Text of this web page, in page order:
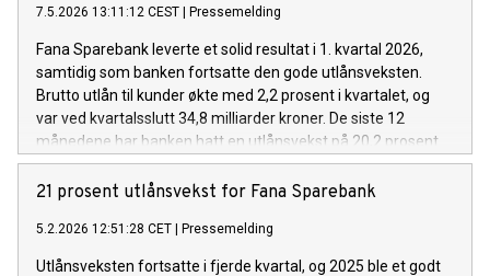
7.5.2026 13:11:12 CEST | Pressemelding
Fana Sparebank leverte et solid resultat i 1. kvartal 2026,
samtidig som banken fortsatte den gode utlånsveksten.
Brutto utlån til kunder økte med 2,2 prosent i kvartalet, og
var ved kvartalsslutt 34,8 milliarder kroner. De siste 12
månedene har banken hatt en utlånsvekst på 20,2 prosent.
21 prosent utlånsvekst for Fana Sparebank
5.2.2026 12:51:28 CET | Pressemelding
Utlånsveksten fortsatte i fjerde kvartal, og 2025 ble et godt